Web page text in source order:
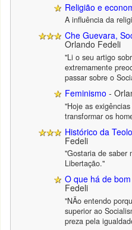
Religião e
A influência da
Che Guevara,
Orlando Fedeli
"Li o seu artigo
extremamente
passar sobre o
Feminismo -
"Hoje as
transformar os
Histórico da
Fedeli
"Gostaria de saber
Libertação."
O que há de
Fedeli
"NÃo entendo
superior ao
preza pela